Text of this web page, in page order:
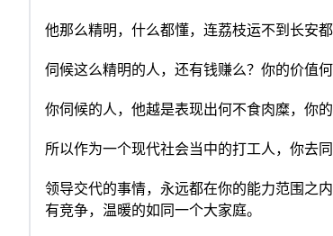
他那么精明，什么都懂，连荔枝运不到长安
伺候这么精明的人，还有钱赚么？你的价值何
你伺候的人，他越是表现出何不食肉糜，你的
所以作为一个现代社会当中的打工人，你去
领导交代的事情，永远都在你的能力范围之
有竞争，温暖的如同一个大家庭。